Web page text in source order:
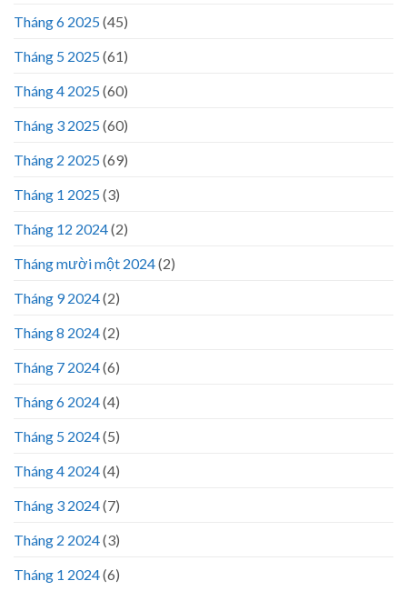
Tháng 6 2025(45)
Tháng 5 2025(61)
Tháng 4 2025(60)
Tháng 3 2025(60)
Tháng 2 2025(69)
Tháng 1 2025(3)
Tháng 12 2024(2)
Tháng mười một 2024(2)
Tháng 9 2024(2)
Tháng 8 2024(2)
Tháng 7 2024(6)
Tháng 6 2024(4)
Tháng 5 2024(5)
Tháng 4 2024(4)
Tháng 3 2024(7)
Tháng 2 2024(3)
Tháng 1 2024(6)